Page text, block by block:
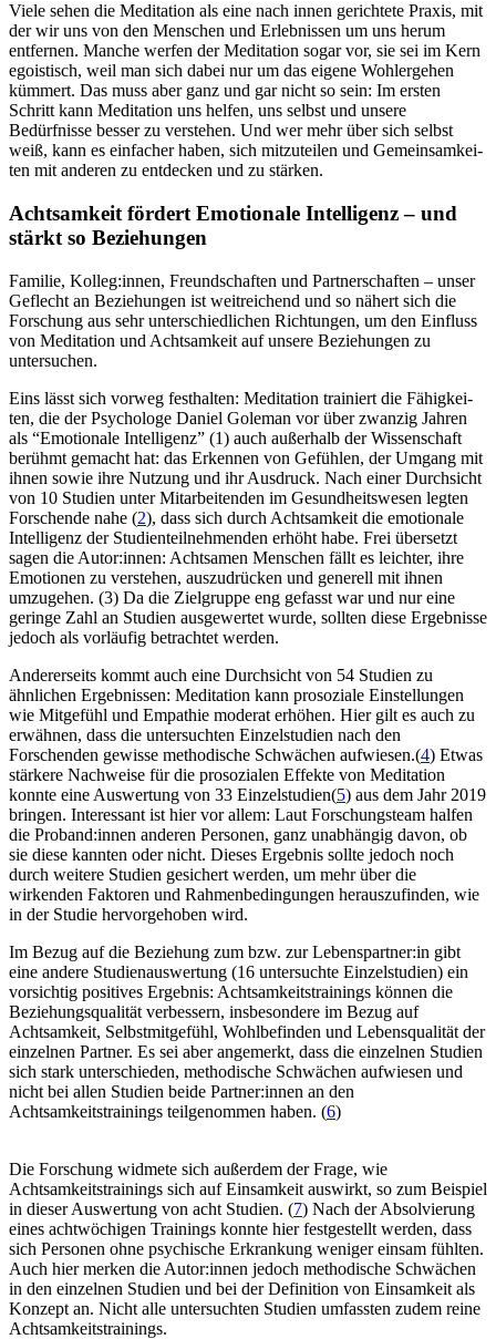
Viele sehen die Meditation als eine nach innen gerichtete Praxis, mit
der wir uns von den Menschen und Erlebnissen um uns herum
entfernen. Manche werfen der Meditation sogar vor, sie sei im Kern
egoistisch, weil man sich dabei nur um das eigene Wohlergehen
kümmert. Das muss aber ganz und gar nicht so sein: Im ersten
Schritt kann Meditation uns helfen, uns selbst und unsere
Bedürfnisse besser zu verstehen. Und wer mehr über sich selbst
weiß, kann es einfacher haben, sich mitzuteilen und Gemein­sam­kei­
ten mit anderen zu ent­de­cken und zu stär­ken.
Achtsamkeit fördert Emotionale Intelligenz – und
stärkt so Beziehungen
Familie, Kolleg:innen, Freundschaften und Partnerschaften – unser
Geflecht an Beziehungen ist weitreichend und so nähert sich die
Forschung aus sehr unterschiedlichen Richtungen, um den Einfluss
von Meditation und Achtsamkeit auf unsere Beziehungen zu
untersuchen.
Eins lässt sich vorweg festhalten: Medi­ta­tion trai­niert die Fähig­kei­
ten, die der Psy­cho­loge Daniel Gole­man vor über zwan­zig Jahren
als “Emo­tio­nale Intel­li­genz” (1) auch außerhalb der Wissenschaft
berühmt gemacht hat: das Erkennen von Gefühlen, der Umgang mit
ihnen sowie ihre Nutzung und ihr Ausdruck. Nach einer Durchsicht
von 10 Studien unter Mitarbeitenden im Gesundheitswesen legten
Forschende nahe (2), dass sich durch Achtsamkeit die emotionale
Intelligenz der Studienteilnehmenden erhöht habe. Frei übersetzt
sagen die Autor:innen: Acht­sa­men Men­schen fällt es leich­ter, ihre
Emo­tio­nen zu ver­ste­hen, auszudrücken und generell mit ihnen
umzu­ge­hen. (3) Da die Zielgruppe eng gefasst war und nur eine
geringe Zahl an Studien ausgewertet wurde, sollten diese Ergebnisse
jedoch als vorläufig betrachtet werden.
Andererseits kommt auch eine Durchsicht von 54 Studien zu
ähnlichen Ergebnissen: Meditation kann prosoziale Einstellungen
wie Mitgefühl und Empathie moderat erhöhen. Hier gilt es auch zu
erwähnen, dass die untersuchten Einzelstudien nach den
Forschenden gewisse methodische Schwächen aufwiesen.(4) Etwas
stärkere Nachweise für die prosozialen Effekte von Meditation
konnte eine Auswertung von 33 Einzelstudien(5) aus dem Jahr 2019
bringen. Interessant ist hier vor allem: Laut Forschungsteam halfen
die Proband:innen anderen Personen, ganz unabhängig davon, ob
sie diese kannten oder nicht. Dieses Ergebnis sollte jedoch noch
durch weitere Studien gesichert werden, um mehr über die
wirkenden Faktoren und Rahmenbedingungen herauszufinden, wie
in der Studie hervorgehoben wird.
Im Bezug auf die Beziehung zum bzw. zur Lebenspartner:in gibt
eine andere Studienauswertung (16 untersuchte Einzelstudien) ein
vorsichtig positives Ergebnis: Achtsamkeitstrainings können die
Beziehungsqualität verbessern, insbesondere im Bezug auf
Achtsamkeit, Selbstmitgefühl, Wohlbefinden und Lebensqualität der
einzelnen Partner. Es sei aber angemerkt, dass die einzelnen Studien
sich stark unterschieden, methodische Schwächen aufwiesen und
nicht bei allen Studien beide Partner:innen an den
Achtsamkeitstrainings teilgenommen haben. (6)
Die Forschung widmete sich außerdem der Frage, wie
Achtsamkeitstrainings sich auf Einsamkeit auswirkt, so zum Beispiel
in dieser Auswertung von acht Studien. (7) Nach der Absolvierung
eines achtwöchigen Trainings konnte hier festgestellt werden, dass
sich Personen ohne psychische Erkrankung weniger einsam fühlten.
Auch hier merken die Autor:innen jedoch methodische Schwächen
in den einzelnen Studien und bei der Definition von Einsamkeit als
Konzept an. Nicht alle untersuchten Studien umfassten zudem reine
Achtsamkeitstrainings.